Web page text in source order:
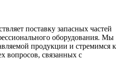
поставку запасных частей
оборудования. Мы
продукции и стремимся к
вопросов, связанных с